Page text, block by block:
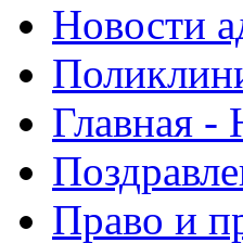
Новости
Главная -
Право и